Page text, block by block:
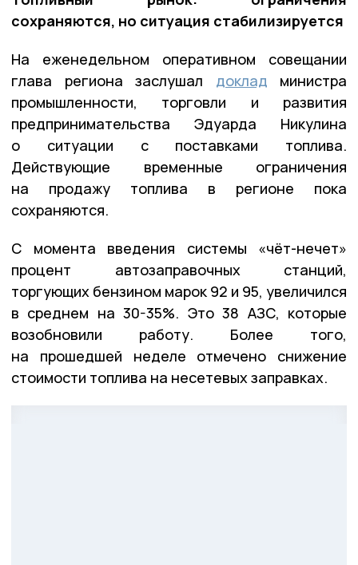
сохраняются, но ситуация стабилизируется
На еженедельном оперативном совещании
глава региона заслушал доклад министра
промышленности, торговли и развития
предпринимательства Эдуарда Никулина
о ситуации с поставками топлива.
Действующие временные ограничения
на продажу топлива в регионе пока
сохраняются.
С момента введения системы «чёт-нечет»
процент автозаправочных станций,
торгующих бензином марок 92 и 95, увеличился
в среднем на 30-35%. Это 38 АЗС, которые
возобновили работу. Более того,
на прошедшей неделе отмечено снижение
стоимости топлива на несетевых заправках.